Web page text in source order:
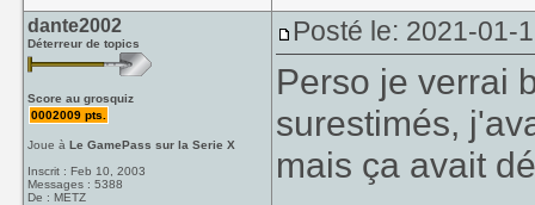
dante2002
Déterreur de topics
Score au grosquiz
0002009 pts.
Joue àLe GamePass sur la Serie X
Inscrit : Feb 10, 2003
Messages : 5388
De : METZ
Posté le: 2021-01-
Perso je verrai
surestimés,
mais ça avait